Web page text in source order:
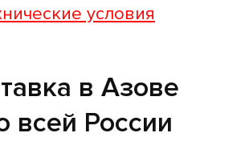
условия
в Азове
всей России